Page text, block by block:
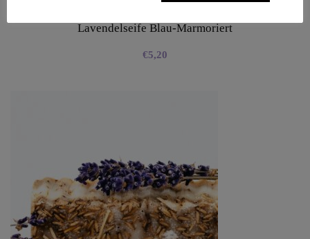
Lavendelseife Blau-Marmoriert
€5,20